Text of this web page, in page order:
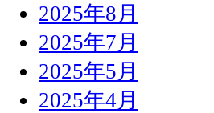
2025年8月
2025年7月
2025年5月
2025年4月